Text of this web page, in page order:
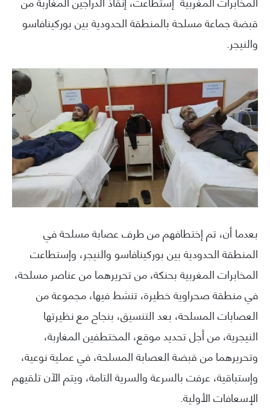
قبضة جماعة مسلحة بالمنطقة الحدودية بين بوركينافاسو
والنيجر.
بعدما أن، تم إختطافهم من طرف عصابة مسلحة في
المنطقة الحدودية بين بوركينافاسو والنيجر، وإستطاعت
المخابرات المغربية بحنكة، من تحريرهما من عناصر مسلحة،
في منطقة صحراوية خطيرة، تنشط فيها، مجموعة من
العصابات المسلحة، بعد التنسيق، بنجاح مع نظيرتها
النيجرية، من أجل تحديد موقع، المختطفين المغاربة،
وتحريرهما من قبضة العصابة المسلحة، في عملية نوعية،
وإستباقية، عرفت بالسرعة والسرية التامة، ويتم الآن تلقيهم
الإسعافات الأولية.